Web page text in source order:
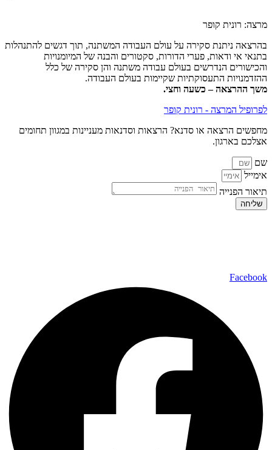
מרצה: רונית קופר
בהרצאה ניתנת סקירה על עולם העבודה המשתנה, תוך דגשים להתנהלות
בתנאי אי ודאות, פערי הדורות, סקטורים והבנה של המיומנויות
והכישורים הנדרשים בעולם עבודה משתנה והן סקירה של כלל
ההזדמנויות התעסוקתיות שקיימות בעולם העבודה.
משך ההרצאה – כשעה וחצי.
לפרופיל המרצה - רונית קופר
מחפשים הרצאה או סדנא? הרצאות וסדנאות מעניינות במגוון תחומים
אצלכם בארגון.
שם
אימייל
תיאור הפנייה
שליחה
Facebook